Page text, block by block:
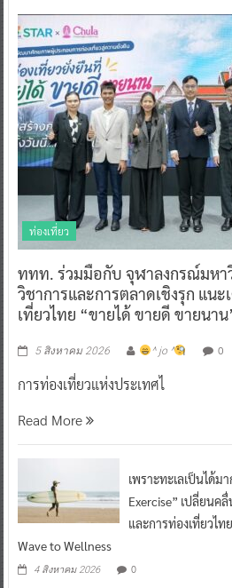
ท่องเที่ยว
ททท. ร่วมมือกับ จุฬาลงกรณ์มหา
วิชาการและการตลาดเชิงรุก แน
เที่ยวไทย “ขายได้ ขายดี ขายนาน
5 สิงหาคม 2026 ^ jo ^ 0
การท่องเที่ยวแห่งประเทศไ
Read More
เพราะทะเลเป็นได้
Exercise” เปลี่ยนค
และการท่องเที่ยวไท
Wave to Wellness
4 สิงหาคม 2026 0